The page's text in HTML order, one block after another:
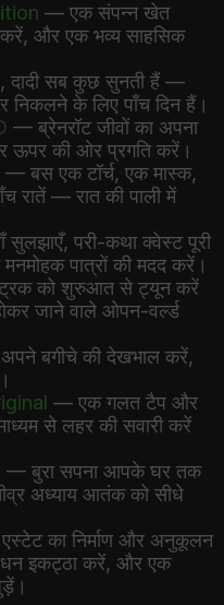
— एक संपन्न खेत
करें, और एक भव्य साहसिक
दादी सब कुछ सुनती हैं —
निकलने के लिए पाँच दिन हैं।
— ब्रेनरॉट जीवों का अपना
ऊपर की ओर प्रगति करें।
— बस एक टॉर्च, एक मास्क,
रातें — रात की पाली में
परी-कथा क्वेस्ट पूरी
पात्रों की मदद करें।
को शुरुआत से ट्यून करें
जाने वाले ओपन-वर्ल्ड
बगीचे की देखभाल करें,
— एक गलत टैप और
से लहर की सवारी करें
— बुरा सपना आपके घर तक
अध्याय आतंक को सीधे
का निर्माण और अनुकूलन
इकट्ठा करें, और एक